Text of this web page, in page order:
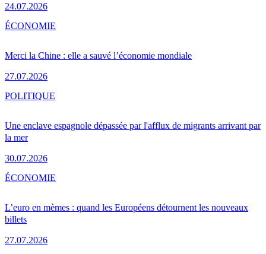
24.07.2026
Merci la Chine : elle a sauvé l’économie mondiale
27.07.2026
ÉCONOMIE
Une enclave espagnole dépassée par l'afflux de migrants arrivant par
la mer
30.07.2026
POLITIQUE
L’euro en mèmes : quand les Européens détournent les nouveaux
billets
27.07.2026
ÉCONOMIE